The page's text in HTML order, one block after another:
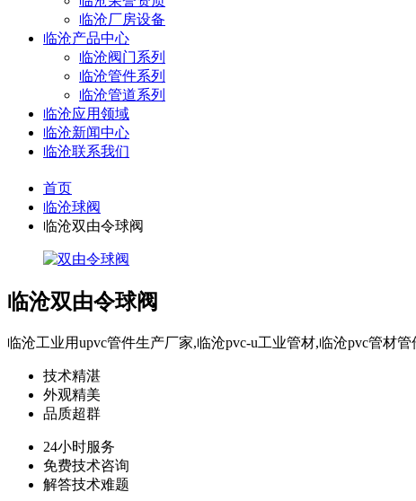
临沧厂房设备
临沧产品中心
临沧阀门系列
临沧管件系列
临沧管道系列
临沧应用领域
临沧新闻中心
临沧联系我们
首页
临沧球阀
临沧双由令球阀
临沧双由令球阀
临沧工业用upvc管件生产厂家,临沧pvc-u工业管材,临沧pvc管材
技术精湛
外观精美
品质超群
24小时服务
免费技术咨询
解答技术难题